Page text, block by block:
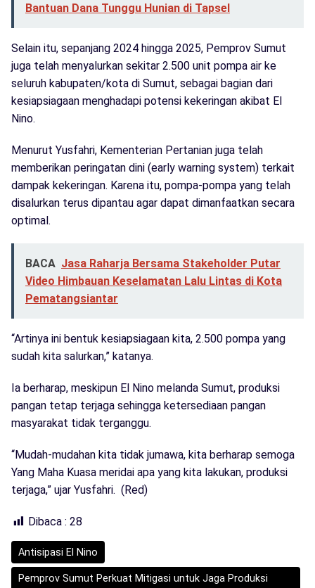
Bantuan Dana Tunggu Hunian di Tapsel
Selain itu, sepanjang 2024 hingga 2025, Pemprov Sumut
juga telah menyalurkan sekitar 2.500 unit pompa air ke
seluruh kabupaten/kota di Sumut, sebagai bagian dari
kesiapsiagaan menghadapi potensi kekeringan akibat El
Nino.
Menurut Yusfahri, Kementerian Pertanian juga telah
memberikan peringatan dini (early warning system) terkait
dampak kekeringan. Karena itu, pompa-pompa yang telah
disalurkan terus dipantau agar dapat dimanfaatkan secara
optimal.
BACA Jasa Raharja Bersama Stakeholder Putar
Video Himbauan Keselamatan Lalu Lintas di Kota
Pematangsiantar
“Artinya ini bentuk kesiapsiagaan kita, 2.500 pompa yang
sudah kita salurkan,” katanya.
Ia berharap, meskipun El Nino melanda Sumut, produksi
pangan tetap terjaga sehingga ketersediaan pangan
masyarakat tidak terganggu.
“Mudah-mudahan kita tidak jumawa, kita berharap semoga
Yang Maha Kuasa meridai apa yang kita lakukan, produksi
terjaga,” ujar Yusfahri. (Red)
Dibaca : 28
Antisipasi El Nino
Pemprov Sumut Perkuat Mitigasi untuk Jaga Produksi